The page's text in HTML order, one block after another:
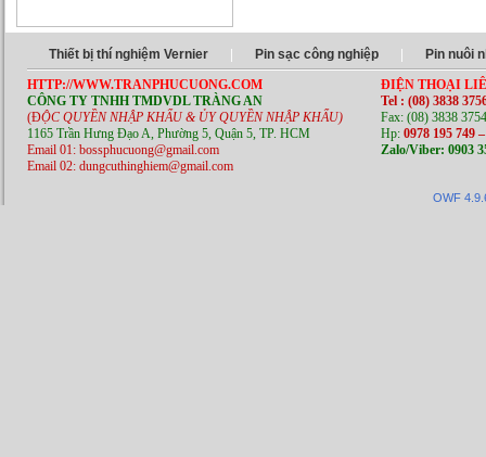
Thiết bị thí nghiệm Vernier Pin sạc công nghiệp
Pin nuôi
HTTP://WWW.TRANPHUCUONG.COM
ĐIỆN THOẠI
CÔNG TY TNHH TMDVDL TRÀNG AN
(ĐỘC QUYỀN NHẬP KHẨU & ỦY QUYỀN NHẬP KHẨU)
1165 Trần Hưng Đạo A, Phường 5, Quận 5, TP. HCM
Email 01: bossphucuong@gmail.com
Email 02: dungcuthinghiem@gmail.com
Tel : (08) 3838
Fax: (08) 3838
Hp:0978 195 749
Zalo/Viber: 0903
OWF